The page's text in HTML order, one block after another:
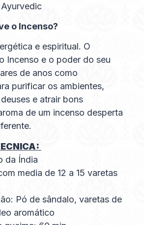
o Incenso?
e espiritual. O
Incenso e o poder do seu
de anos como
purificar os ambientes,
e atrair bons
de um incenso desperta
da Índia
media de 12 a 15 varetas
Pó de sândalo, varetas de
aromático